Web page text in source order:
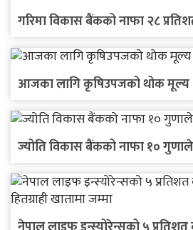
गरिमा विकास बैंकको नाफा २८
आजका लागि कृषिउपजको थोक मूल्य
ज्योति विकास बैंकको नाफा १०